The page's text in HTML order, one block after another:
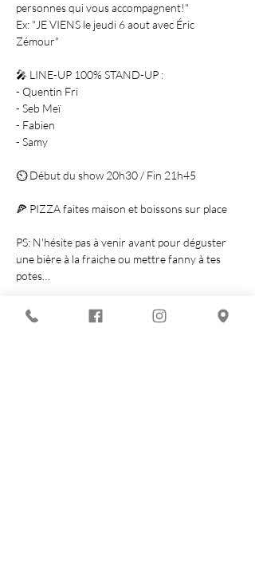
personnes qui vous accompagnent!"
Ex: "JE VIENS le jeudi 6 aout avec Éric
Zémour"
🎤 LINE-UP 100% STAND-UP :
- Quentin Fri
- Seb Meï
- Fabien
- Samy
⏲ Début du show 20h30 / Fin 21h45
🍕 PIZZA faites maison et boissons sur place
PS: N'hésite pas à venir avant pour déguster
une bière à la fraiche ou mettre fanny à tes
potes…